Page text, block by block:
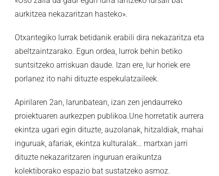
aurkitzea nekazaritzan hasteko».
Otxantegiko lurrak betidanik erabili dira nekazaritza eta
abeltzaintzarako. Egun ordea, lurrok behin betiko
suntsitzeko arriskuan daude. Izan ere, lur horiek ere
porlanez ito nahi dituzte espekulatzaileek.
Apirilaren 2an, larunbatean, izan zen jendaurreko
proiektuaren aurkezpen publikoa.Une horretatik aurrera
ekintza ugari egin dituzte, auzolanak, hitzaldiak, mahai
inguruak, afariak, ekintza kulturalak… martxan jarri
dituzte nekazaritzaren inguruan eraikuntza
kolektiborako espazio bat sustatzeko asmoz.